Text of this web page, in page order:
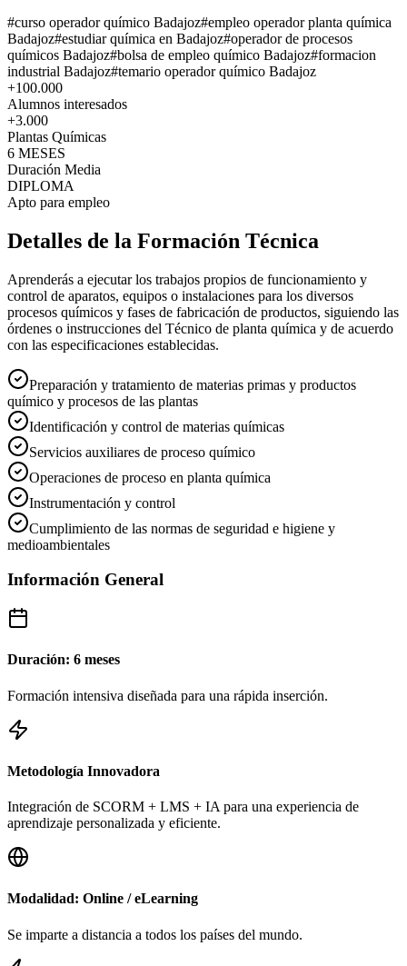
#curso operador químico Badajoz#empleo operador planta química
Badajoz#estudiar química en Badajoz#operador de procesos
químicos Badajoz#bolsa de empleo químico Badajoz#formacion
industrial Badajoz#temario operador químico Badajoz
+100.000
Alumnos interesados
+3.000
Plantas Químicas
6 MESES
Duración Media
DIPLOMA
Apto para empleo
Detalles de la Formación Técnica
Aprenderás a ejecutar los trabajos propios de funcionamiento y
control de aparatos, equipos o instalaciones para los diversos
procesos químicos y fases de fabricación de productos, siguiendo las
órdenes o instrucciones del Técnico de planta química y de acuerdo
con las especificaciones establecidas.
Preparación y tratamiento de materias primas y productos
químico y procesos de las plantas
Identificación y control de materias químicas
Servicios auxiliares de proceso químico
Operaciones de proceso en planta química
Instrumentación y control
Cumplimiento de las normas de seguridad e higiene y
medioambientales
Información General
Duración: 6 meses
Formación intensiva diseñada para una rápida inserción.
Metodología Innovadora
Integración de SCORM + LMS + IA para una experiencia de
aprendizaje personalizada y eficiente.
Modalidad: Online / eLearning
Se imparte a distancia a todos los países del mundo.